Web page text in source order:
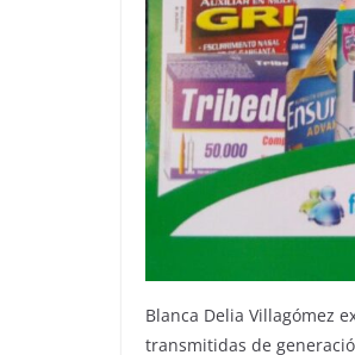
Blanca Delia Villagómez
transmitidas de